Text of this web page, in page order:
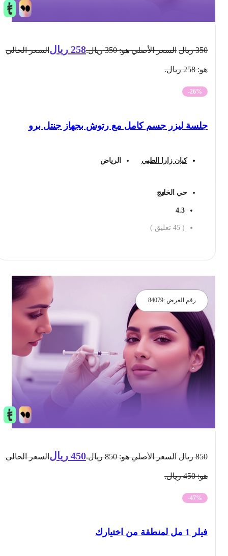
ريال السعر الأصلي هو: 350 ريال. 258 ريال السعر الحالي
-26%
جلسة ليزر جسم كامل مع رتوش بجهاز جنتل برو
كيان زارا الطبي الرياض
حي الخليج
4.3
45 تعليق )
رقم العرض :84079
ريال السعر الأصلي هو: 850 ريال. 450 ريال السعر الحالي
-47%
فيلر 1 مل لمنطقة من اختيارك